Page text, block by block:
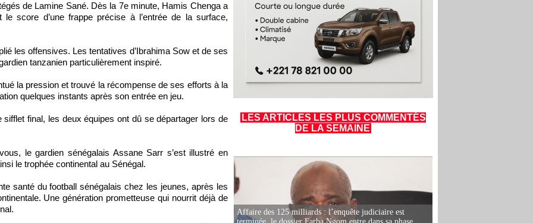
de Lamine Sané. Dès la 7e minute, Hamis Chenga a
score d’une frappe précise à l’entrée de la surface,
les offensives. Les tentatives d’Ibrahima Sow et de ses
tanzanien particulièrement inspiré.
la pression et trouvé la récompense de ses efforts à la
quelques instants après son entrée en jeu.
final, les deux équipes ont dû se départager lors de
le gardien sénégalais Assane Sarr s’est illustré en
le trophée continental au Sénégal.
santé du football sénégalais chez les jeunes, après les
Une génération prometteuse qui nourrit déjà de
LES ARTICLES LES PLUS COMMENTÉS
DE LA SEMAINE
Affaire des 125 milliards : l’enquête judiciaire est